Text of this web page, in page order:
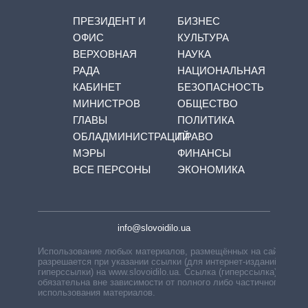
ПРЕЗИДЕНТ И
ОФИС
ВЕРХОВНАЯ
РАДА
КАБИНЕТ
МИНИСТРОВ
ГЛАВЫ
ОБЛАДМИНИСТРАЦИЙ
МЭРЫ
ВСЕ ПЕРСОНЫ
БИЗНЕС
КУЛЬТУРА
НАУКА
НАЦИОНАЛЬНАЯ
БЕЗОПАСНОСТЬ
ОБЩЕСТВО
ПОЛИТИКА
ПРАВО
ФИНАНСЫ
ЭКОНОМИКА
info@slovoidilo.ua
Использование любых материалов, размещённых на сайте,
разрешается при указании ссылки (для интернет-изданий —
гиперссылки) на www.slovoidilo.ua. Ссылка (гиперссылка)
обязательна вне зависимости от полного либо частичного
использования материалов.